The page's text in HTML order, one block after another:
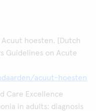
hoesten. [Dutch
Guidelines on Acute
acuut-hoesten
Care Excellence
in adults: diagnosis